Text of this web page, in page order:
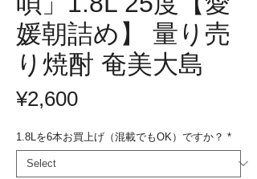
媛朝詰め】 量り売
り焼酎 奄美大島
¥2,600Price
1.8Lを6本お買上げ（混載でもOK）ですか？ *